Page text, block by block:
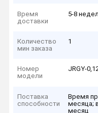
Время
доставки
5-8
Количество
мин заказа
1
Номер
модели
JRGY-
Поставка
способности
Время
месяца;
месяц